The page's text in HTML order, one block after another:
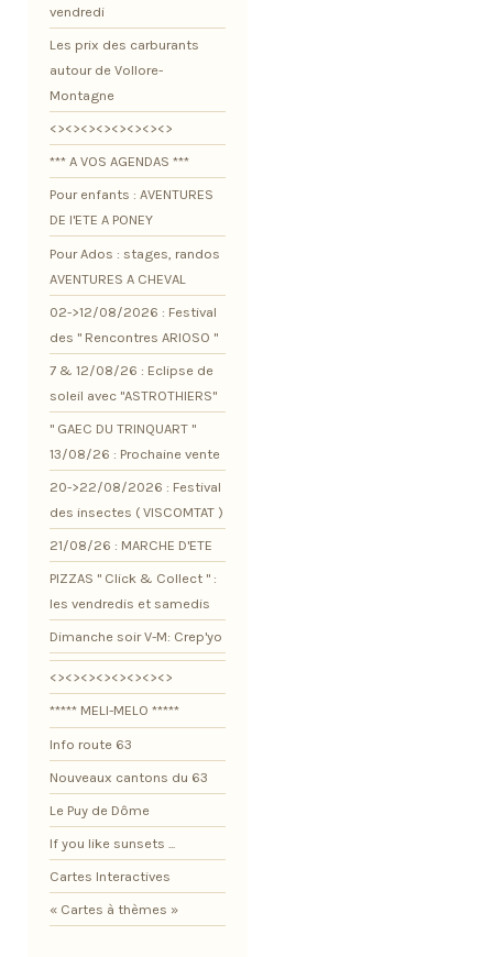
vendredi
Les prix des carburants
autour de Vollore-
Montagne
<><><><><><><><>
*** A VOS AGENDAS ***
Pour enfants : AVENTURES
DE l'ETE A PONEY
Pour Ados : stages, randos
AVENTURES A CHEVAL
02->12/08/2026 : Festival
des " Rencontres ARIOSO "
7 & 12/08/26 : Eclipse de
soleil avec "ASTROTHIERS"
" GAEC DU TRINQUART "
13/08/26 : Prochaine vente
20->22/08/2026 : Festival
des insectes ( VISCOMTAT )
21/08/26 : MARCHE D'ETE
PIZZAS " Click & Collect " :
les vendredis et samedis
Dimanche soir V-M: Crep'yo
<><><><><><><><>
***** MELI-MELO *****
Info route 63
Nouveaux cantons du 63
Le Puy de Dôme
If you like sunsets ...
Cartes Interactives
« Cartes à thèmes »